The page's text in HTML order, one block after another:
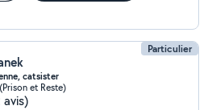
Particulier
catsister
et Reste)